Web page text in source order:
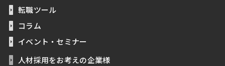
転職ツール
コラム
イベント・セミナー
人材採用をお考えの企業様